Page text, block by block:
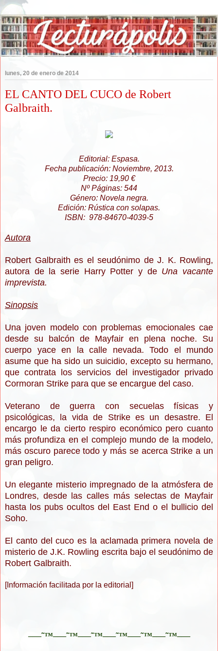
lunes, 20 de enero de 2014
EL CANTO DEL CUCO de Robert
Galbraith.
Editorial: Espasa.
Fecha publicación: Noviembre, 2013.
Precio: 19,90 €
Nº Páginas: 544
Género: Novela negra.
Edición: Rústica con solapas.
ISBN: 978-84670-4039-5
Autora
Robert Galbraith es el seudónimo de J. K. Rowling,
autora de la serie Harry Potter y de Una vacante
imprevista.
Sinopsis
Una joven modelo con problemas emocionales cae
desde su balcón de Mayfair en plena noche. Su
cuerpo yace en la calle nevada. Todo el mundo
asume que ha sido un suicidio, excepto su hermano,
que contrata los servicios del investigador privado
Cormoran Strike para que se encargue del caso.
Veterano de guerra con secuelas físicas y
psicológicas, la vida de Strike es un desastre. El
encargo le da cierto respiro económico pero cuanto
más profundiza en el complejo mundo de la modelo,
más oscuro parece todo y más se acerca Strike a un
gran peligro.
Un elegante misterio impregnado de la atmósfera de
Londres, desde las calles más selectas de Mayfair
hasta los pubs ocultos del East End o el bullicio del
Soho.
El canto del cuco es la aclamada primera novela de
misterio de J.K. Rowling escrita bajo el seudónimo de
Robert Galbraith.
[Información facilitada por la editorial]
–—˜™–—˜™–—˜™–—˜™–—˜™–—˜™–—